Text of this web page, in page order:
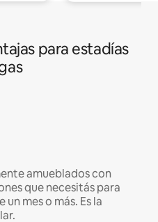
para estadías
amueblados con
que necesitás para
mes o más. Es la